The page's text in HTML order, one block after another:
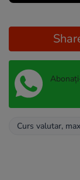
Curs valutar,